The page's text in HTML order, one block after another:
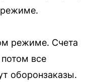
режиме. Счета
все
оборонзаказы.